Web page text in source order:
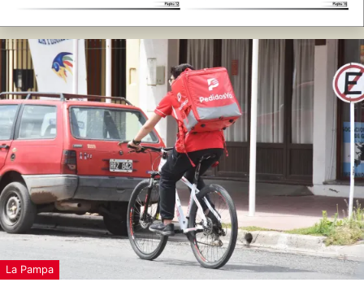
La Pampa